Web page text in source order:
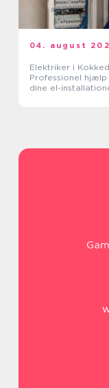
04. august
Elektriker i
Professionel hjælp
dine el-